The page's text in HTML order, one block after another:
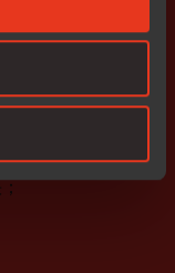
制器等关键产品
一套支持自动化
果已清晰呈现：